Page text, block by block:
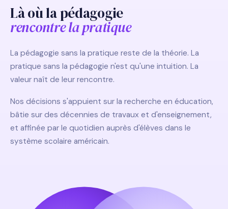
Là où la pédagogie
rencontre la pratique
La pédagogie sans la pratique reste de la théorie. La
pratique sans la pédagogie n'est qu'une intuition. La
valeur naît de leur rencontre.
Nos décisions s'appuient sur la recherche en éducation,
bâtie sur des décennies de travaux et d'enseignement,
et affinée par le quotidien auprès d'élèves dans le
système scolaire américain.